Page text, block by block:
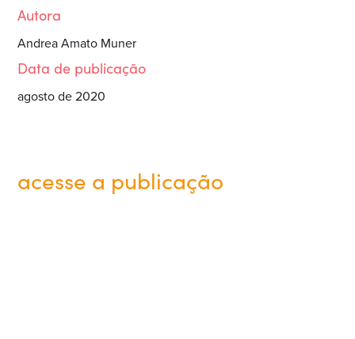
Autora
Andrea Amato Muner
Data de publicação
agosto de 2020
acesse a publicação